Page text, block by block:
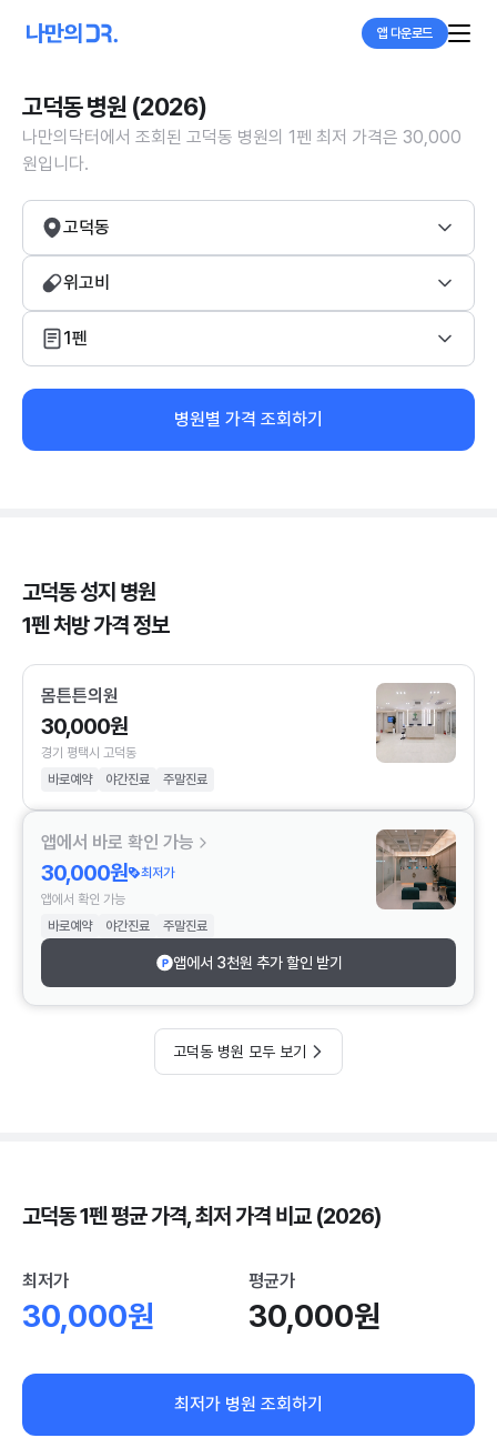
앱 다운로드
고덕동 병원 (2026)
나만의닥터에서 조회된 고덕동 병원의 1펜 최저 가격은 30,000
원입니다.
고덕동
위고비
1펜
병원별 가격 조회하기
고덕동 성지 병원
1펜 처방 가격 정보
몸튼튼의원
30,000원
경기 평택시 고덕동
바로예약
야간진료 주말진료
앱에서 바로 확인 가능
30,000원
최저가
앱에서 확인 가능
바로예약
야간진료 주말진료
앱에서 3천원 추가 할인 받기
고덕동 병원 모두 보기
고덕동 1펜 평균 가격, 최저 가격 비교 (2026)
최저가
30,000원
평균가
30,000원
최저가 병원 조회하기